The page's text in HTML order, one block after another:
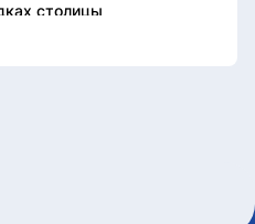
столицы
школьники будут